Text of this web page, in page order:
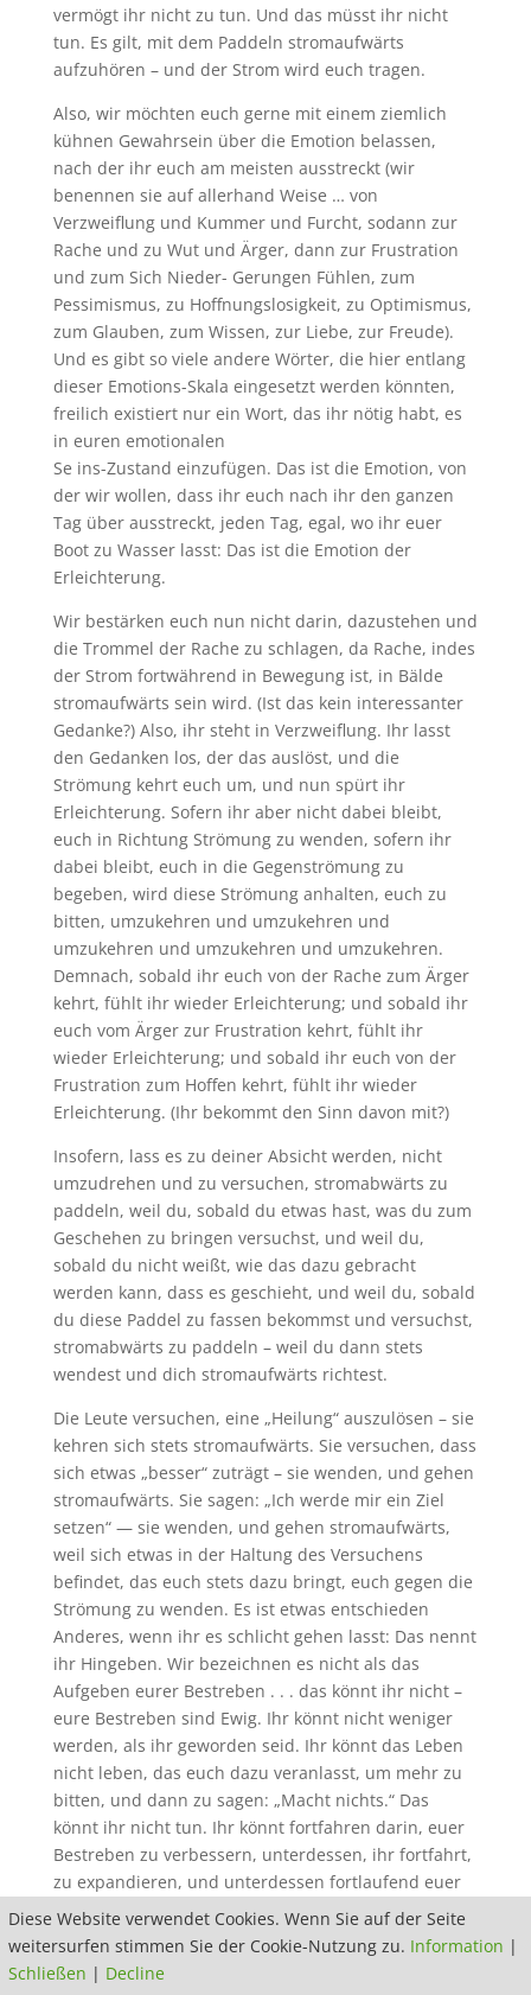
vermögt ihr nicht zu tun. Und das müsst ihr nicht
tun. Es gilt, mit dem Paddeln stromaufwärts
aufzuhören – und der Strom wird euch tragen.
Also, wir möchten euch gerne mit einem ziemlich
kühnen Gewahrsein über die Emotion belassen,
nach der ihr euch am meisten ausstreckt (wir
benennen sie auf allerhand Weise … von
Verzweiflung und Kummer und Furcht, sodann zur
Rache und zu Wut und Ärger, dann zur Frustration
und zum Sich Nieder- Gerungen Fühlen, zum
Pessimismus, zu Hoffnungslosigkeit, zu Optimismus,
zum Glauben, zum Wissen, zur Liebe, zur Freude).
Und es gibt so viele andere Wörter, die hier entlang
dieser Emotions-Skala eingesetzt werden könnten,
freilich existiert nur ein Wort, das ihr nötig habt, es
in euren emotionalen
Se ins-Zustand einzufügen. Das ist die Emotion, von
der wir wollen, dass ihr euch nach ihr den ganzen
Tag über ausstreckt, jeden Tag, egal, wo ihr euer
Boot zu Wasser lasst: Das ist die Emotion der
Erleichterung.
Wir bestärken euch nun nicht darin, dazustehen und
die Trommel der Rache zu schlagen, da Rache, indes
der Strom fortwährend in Bewegung ist, in Bälde
stromaufwärts sein wird. (Ist das kein interessanter
Gedanke?) Also, ihr steht in Verzweiflung. Ihr lasst
den Gedanken los, der das auslöst, und die
Strömung kehrt euch um, und nun spürt ihr
Erleichterung. Sofern ihr aber nicht dabei bleibt,
euch in Richtung Strömung zu wenden, sofern ihr
dabei bleibt, euch in die Gegenströmung zu
begeben, wird diese Strömung anhalten, euch zu
bitten, umzukehren und umzukehren und
umzukehren und umzukehren und umzukehren.
Demnach, sobald ihr euch von der Rache zum Ärger
kehrt, fühlt ihr wieder Erleichterung; und sobald ihr
euch vom Ärger zur Frustration kehrt, fühlt ihr
wieder Erleichterung; und sobald ihr euch von der
Frustration zum Hoffen kehrt, fühlt ihr wieder
Erleichterung. (Ihr bekommt den Sinn davon mit?)
Insofern, lass es zu deiner Absicht werden, nicht
umzudrehen und zu versuchen, stromabwärts zu
paddeln, weil du, sobald du etwas hast, was du zum
Geschehen zu bringen versuchst, und weil du,
sobald du nicht weißt, wie das dazu gebracht
werden kann, dass es geschieht, und weil du, sobald
du diese Paddel zu fassen bekommst und versuchst,
stromabwärts zu paddeln – weil du dann stets
wendest und dich stromaufwärts richtest.
Die Leute versuchen, eine „Heilung“ auszulösen – sie
kehren sich stets stromaufwärts. Sie versuchen, dass
sich etwas „besser“ zuträgt – sie wenden, und gehen
stromaufwärts. Sie sagen: „Ich werde mir ein Ziel
setzen“ — sie wenden, und gehen stromaufwärts,
weil sich etwas in der Haltung des Versuchens
befindet, das euch stets dazu bringt, euch gegen die
Strömung zu wenden. Es ist etwas entschieden
Anderes, wenn ihr es schlicht gehen lasst: Das nennt
ihr Hingeben. Wir bezeichnen es nicht als das
Aufgeben eurer Bestreben . . . das könnt ihr nicht –
eure Bestreben sind Ewig. Ihr könnt nicht weniger
werden, als ihr geworden seid. Ihr könnt das Leben
nicht leben, das euch dazu veranlasst, um mehr zu
bitten, und dann zu sagen: „Macht nichts.“ Das
könnt ihr nicht tun. Ihr könnt fortfahren darin, euer
Bestreben zu verbessern, unterdessen, ihr fortfahrt,
zu expandieren, und unterdessen fortlaufend euer
Strom schneller wird, und (wir lieben euch sehr,
jedoch) ihr habt keine Wahl, als mit dem Fluss zu
gehen, sofern ihr euch wohlfühlen möchtet.
Diese Website verwendet Cookies. Wenn Sie auf der Seite
weitersurfen stimmen Sie der Cookie-Nutzung zu. Information |
Schließen | Decline